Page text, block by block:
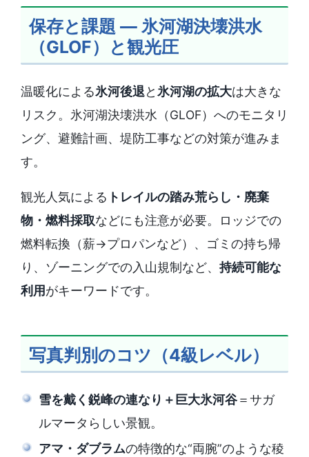
保存と課題 ― 氷河湖決壊洪水
（GLOF）と観光圧
温暖化による氷河後退と 氷河湖の拡大は大きな
リスク。氷河湖決壊洪水（GLOF）へのモニタリ
ング、避難計画、堤防工事などの対策が進みま
す。
観光人気による トレイルの踏み荒らし・廃棄
物・燃料採取などにも注意が必要。ロッジでの
燃料転換（薪→プロパンなど）、ゴミの持ち帰
り、ゾーニングでの入山規制など、 持続可能な
利用がキーワードです。
写真判別のコツ（4級レベル）
雪を戴く鋭峰の連なり＋巨大氷河谷＝サガ
ルマータらしい景観。
アマ・ダブラムの特徴的な“両腕”のような稜